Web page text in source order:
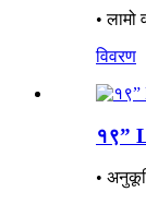
• लामो
विवरण
१९”
•